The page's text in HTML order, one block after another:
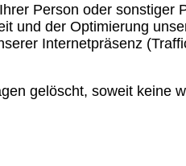
Person oder sonstiger
und der Optimierung
Internetpräsenz
gelöscht, soweit keine